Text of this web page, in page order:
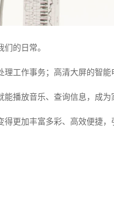
的日常。
工作事务；高清大屏的智
播放音乐、查询信息，成为
更加丰富多彩、高效便捷